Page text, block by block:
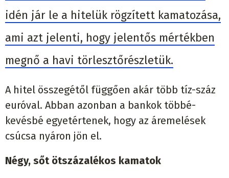
idén jár le a hitelük rögzített kamatozása,
ami azt jelenti, hogy jelentős mértékben
megnő a havi törlesztőrészletük.
A hitel összegétől függően akár több tíz-száz
euróval. Abban azonban a bankok többé-
kevésbé egyetértenek, hogy az áremelések
csúcsa nyáron jön el.
Négy, sőt ötszázalékos kamatok